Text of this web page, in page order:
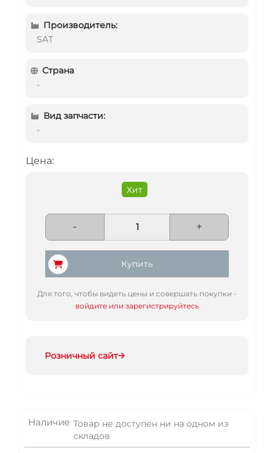
Производитель:
SAT
Страна
-
Вид запчасти:
-
Цена:
Хит
- +
Купить
Для того, чтобы видеть цены и совершать покупки -
войдите или зарегистрируйтесь
Розничный сайт
Наличие Товар не доступен ни на одном из
складов